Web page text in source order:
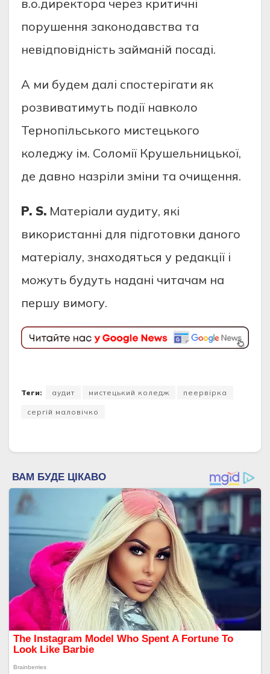
в.о.директора через критичні
порушення законодавства та
невідповідність займаній посаді.
А ми будем далі спостерігати як
розвиватимуть події навколо
Тернопільського мистецького
коледжу ім. Соломії Крушельницької,
де давно назріли зміни та очищення.
P. S. Матеріали аудиту, які
використанні для підготовки даного
матеріалу, знаходятьcя у редакції і
можуть будуть надані читачам на
першу вимогу.
Теги: аудит мистецький коледж пеервірка
сергій маловічко